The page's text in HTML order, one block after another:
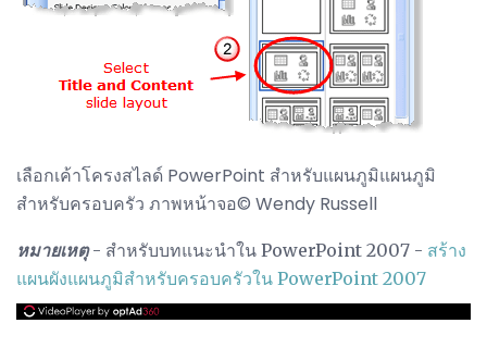
เลือกเค้าโครงสไลด์ PowerPoint สำหรับแผนภูมิแผนภูมิ
สำหรับครอบครัว ภาพหน้าจอ© Wendy Russell
หมายเหตุ- สำหรับบทแนะนำใน PowerPoint 2007 - สร้าง
แผนผังแผนภูมิสำหรับครอบครัวใน PowerPoint 2007